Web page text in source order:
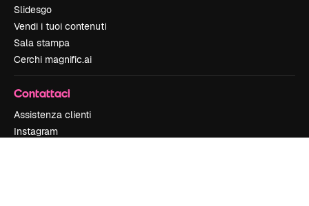
Slidesgo
Vendi i tuoi contenuti
Sala stampa
Cerchi magnific.ai
Contattaci
Assistenza clienti
Instagram